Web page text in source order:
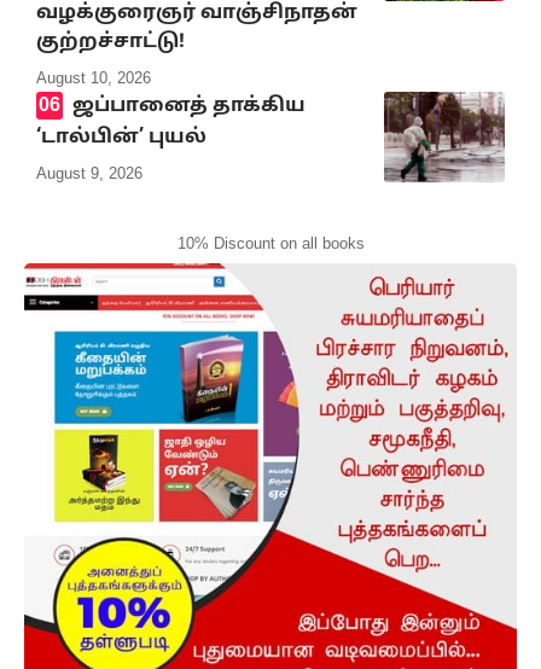
வழக்குரைஞர் வாஞ்சிநாதன்
குற்றச்சாட்டு!
August 10, 2026
ஜப்பானைத் தாக்கிய
‘டால்பின்’ புயல்
August 9, 2026
10% Discount on all books